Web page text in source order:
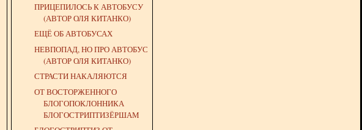
ПРИЦЕПИЛОСЬ К АВТОБУСУ
(АВТОР ОЛЯ КИТАНКО)
ЕЩЁ ОБ АВТОБУСАХ
НЕВПОПАД, НО ПРО АВТОБУС
(АВТОР ОЛЯ КИТАНКО)
СТРАСТИ НАКАЛЯЮТСЯ
ОТ ВОСТОРЖЕННОГО
БЛОГОПОКЛОННИКА
БЛОГОСТРИПТИЗЁРШАМ